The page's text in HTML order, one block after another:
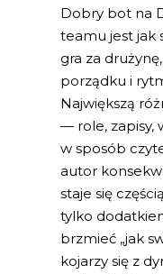
Dobry bot na
teamu jest jak
gra za
porządku i
Największą
— role, zapisy,
w sposób
autor
staje się
tylko
brzmieć „jak
kojarzy się z